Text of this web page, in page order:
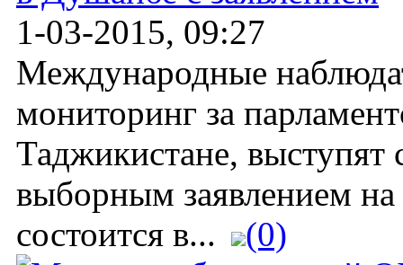
1-03-2015, 09:27
Международные
мониторинг за
Таджикистане, выступят
выборным заявлением
состоится в...
(0)